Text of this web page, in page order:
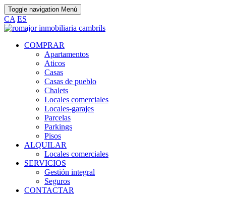
Toggle navigation Menú
CA ES
COMPRAR
Apartamentos
Aticos
Casas
Casas de pueblo
Chalets
Locales comerciales
Locales-garajes
Parcelas
Parkings
Pisos
ALQUILAR
Locales comerciales
SERVICIOS
Gestión integral
Seguros
CONTACTAR